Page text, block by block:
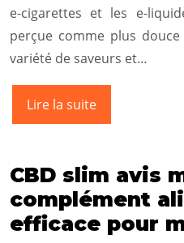
e-cigarettes et les e-
perçue comme plus
variété de saveurs et…
Lire la suite
CBD slim avis
complément
efficace pour